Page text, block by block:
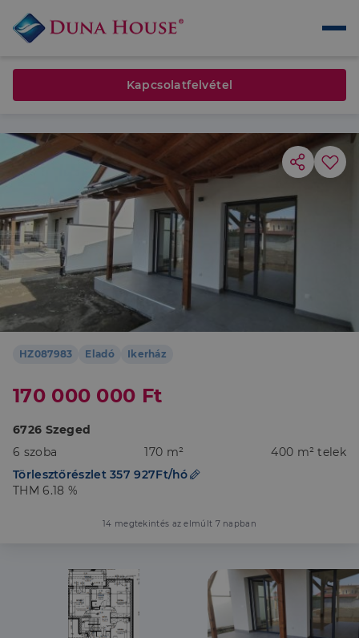
HZ087983 Eladó Ikerház
170 000 000 Ft
6726 Szeged
6 szoba
170 m²
400 m² telek
Törlesztőrészlet 357 927Ft/hó
THM 6.18 %
14 megtekintés az elmúlt 7 napban
Kapcsolatfelvétel